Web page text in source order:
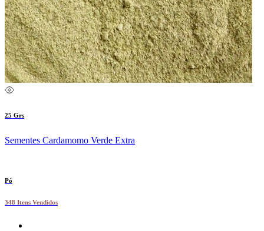
25 Grs
Sementes Cardamomo Verde Extra
Pó
348 Itens Vendidos